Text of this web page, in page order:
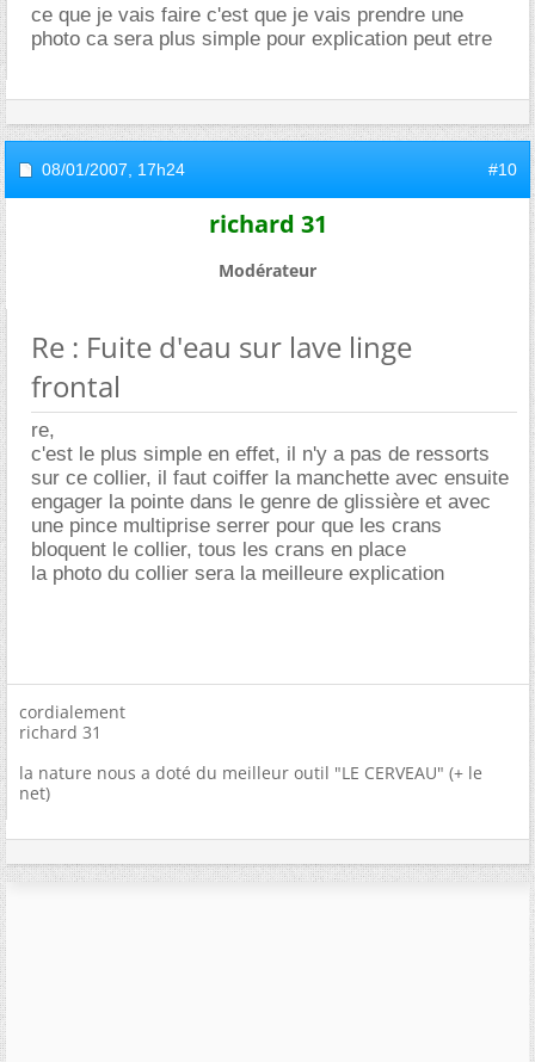
ce que je vais faire c'est que je vais prendre une
photo ca sera plus simple pour explication peut etre
08/01/2007, 17h24 #10
richard 31
Modérateur
Re : Fuite d'eau sur lave linge
frontal
re,
c'est le plus simple en effet, il n'y a pas de ressorts
sur ce collier, il faut coiffer la manchette avec ensuite
engager la pointe dans le genre de glissière et avec
une pince multiprise serrer pour que les crans
bloquent le collier, tous les crans en place
la photo du collier sera la meilleure explication
cordialement
richard 31
la nature nous a doté du meilleur outil "LE CERVEAU" (+ le
net)